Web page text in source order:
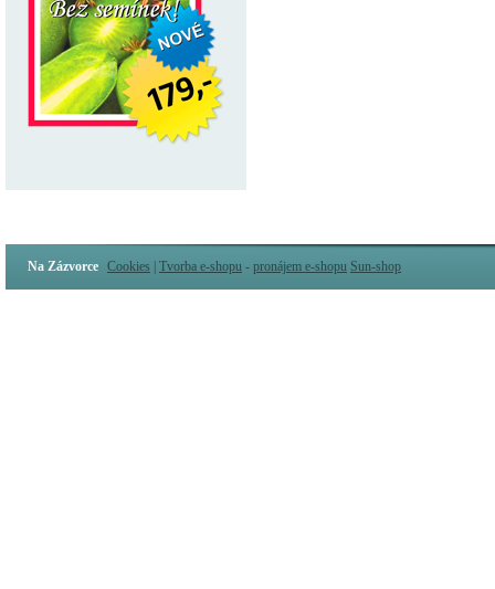
Na Zázvorce Cookies Tvorba e-shopu - pronájem e-shopu Sun-shop